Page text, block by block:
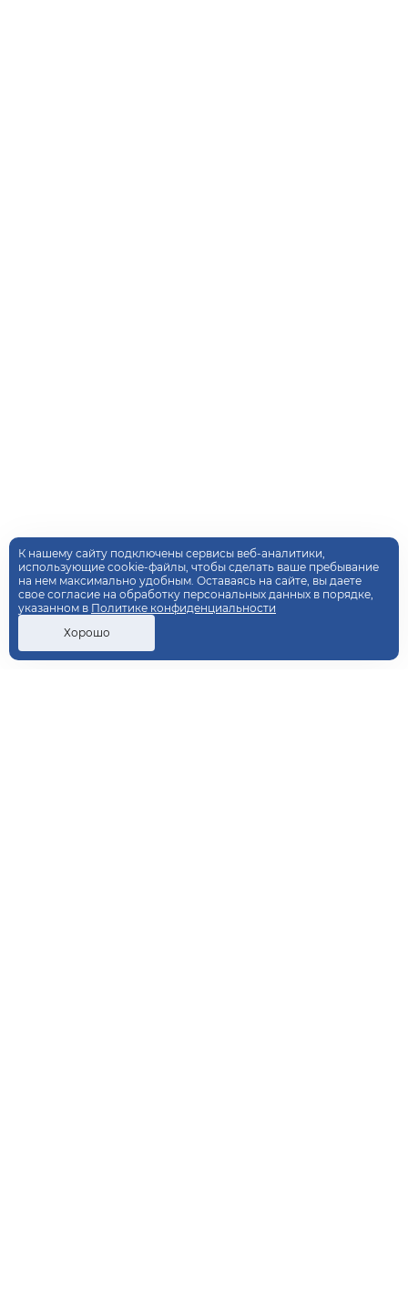
К нашему сайту подключены сервисы веб-аналитики,
использующие cookie-файлы, чтобы сделать ваше пребывание
на нем максимально удобным. Оставаясь на сайте, вы даете
свое согласие на обработку персональных данных в порядке,
указанном в Политике конфиденциальности
Хорошо